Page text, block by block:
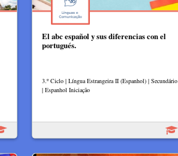
El abc español y sus diferencias con el
portugués.
3.º Ciclo | Língua Estrangeira II (Espanhol) | Secundário
| Espanhol Iniciação